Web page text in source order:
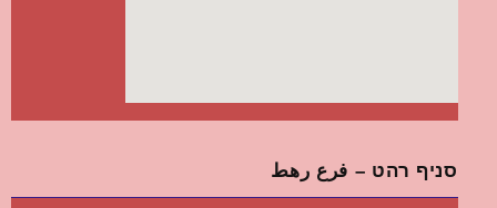
סניף רהט – فرع رهط